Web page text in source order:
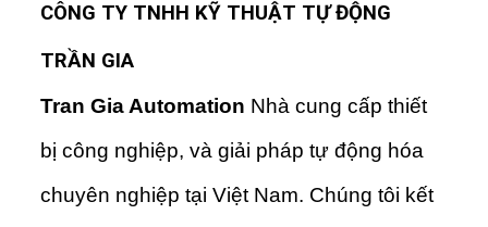
CÔNG TY TNHH KỸ THUẬT TỰ ĐỘNG
TRẦN GIA
Tran Gia Automation Nhà cung cấp thiết
bị công nghiệp, và giải pháp tự động hóa
chuyên nghiệp tại Việt Nam. Chúng tôi kết